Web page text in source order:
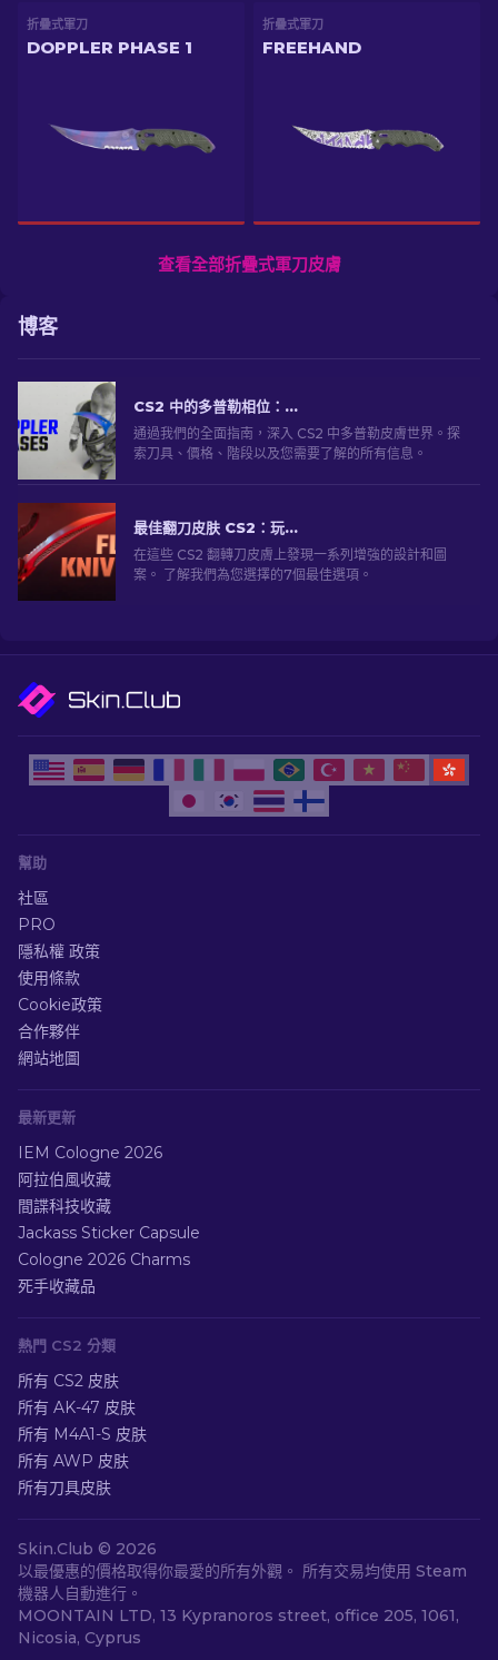
折疊式軍刀
DOPPLER PHASE 1
折疊式軍刀
FREEHAND
查看全部折疊式軍刀皮膚
博客
CS2 中的多普勒相位：完整指南（刀具和價格）
通過我們的全面指南，深入 CS2 中多普勒皮膚世界。探
索刀具、價格、階段以及您需要了解的所有信息。
最佳翻刀皮肤 CS2：玩家选择 [2026]
在這些 CS2 翻轉刀皮膚上發現一系列增強的設計和圖
案。 了解我們為您選擇的7個最佳選項。
幫助
社區
PRO
隱私權 政策
使用條款
Cookie政策
合作夥伴
網站地圖
最新更新
IEM Cologne 2026
阿拉伯風收藏
間諜科技收藏
Jackass Sticker Capsule
Cologne 2026 Charms
死手收藏品
熱門 CS2 分類
所有 CS2 皮肤
所有 AK-47 皮肤
所有 M4A1-S 皮肤
所有 AWP 皮肤
所有刀具皮肤
Skin.Club © 2026
以最優惠的價格取得你最愛的所有外觀。 所有交易均使用 Steam
機器人自動進行。
MOONTAIN LTD, 13 Kypranoros street, office 205, 1061,
Nicosia, Cyprus